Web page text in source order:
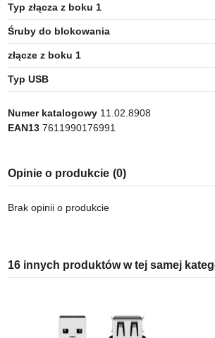
Typ złącza z boku 1
Śruby do blokowania
złącze z boku 1
Typ USB
Numer katalogowy 11.02.8908
EAN13 7611990176991
Opinie o produkcie (0)
Brak opinii o produkcie
16 innych produktów w tej samej